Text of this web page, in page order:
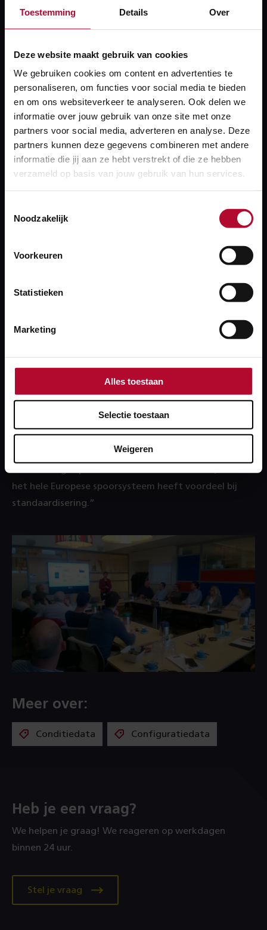
Toestemming Details Over
Deze website maakt gebruik van cookies
We gebruiken cookies om content en advertenties te
personaliseren, om functies voor social media te bieden
en om ons websiteverkeer te analyseren. Ook delen we
informatie over jouw gebruik van onze site met onze
partners voor social media, adverteren en analyse. Deze
partners kunnen deze gegevens combineren met andere
informatie die jij aan ze hebt verstrekt of die ze hebben
verzameld op basis van jouw gebruik van hun services.
Noodzakelijk
Voorkeuren
Statistieken
Marketing
Alles toestaan
Selectie toestaan
Weigeren
dat we ons spoorsysteem als geheel veiliger,
betrouwbaarder en uiteindelijk hopelijk goedkoper
kunnen maken met behulp van Quo Vadis.”
Meer verbinding
Uit de middag kwam naar voren dat
goederenvervoerders van ons vragen dat we de
de agenda hebben staan, volgens Marjolein. “Wij
aangesloten worden. Een scheef beladen trein of wiel
mogelijk wat aan willen doen want dat is ook slecht
voor het spoor. Maar meer verbinding in Europa is nog
best lastig omdat dat vaak buitenlandse bedrijven
zijn. Wagoneigenaren komen bijvoorbeeld ook uit
Ook de situatie op het spoor is per land nog heel
verschillend, vertelt Marjolein. In Duitsland bestaat
nog geen systeem dat vergelijkbaar is met Quo Vadis.
En waar landen dat wel hebben, werkt het weer net
iets anders dan bij ons. Aan die vraag om meer
het hele Europese spoorsysteem heeft voordeel bij
standaardisering.”
Meer over:
Conditiedata Configuratiedata
Heb je een vraag?
We helpen je graag! We reageren op werkdagen
binnen 24 uur.
Stel je vraag